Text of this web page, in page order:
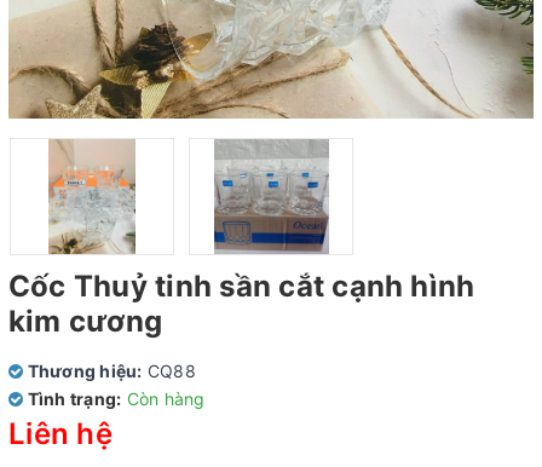
Cốc Thuỷ tinh sần cắt cạnh hình
kim cương
Thương hiệu: CQ88
Tình trạng: Còn hàng
Liên hệ